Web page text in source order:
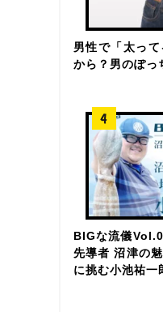
男性で「太っ
から？男のぽっ
BIGな流儀
先導者 沼津の
に挑む小池祐一